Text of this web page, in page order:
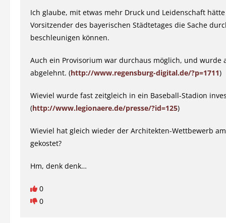
Ich glaube, mit etwas mehr Druck und Leidenschaft
Vorsitzender des bayerischen Städtetages die Sache
beschleunigen können.
Auch ein Provisorium war durchaus möglich, und wurde
abgelehnt. (http://www.regensburg-digital.de/?p=1711)
Wieviel wurde fast zeitgleich in ein Baseball-Stadion
(http://www.legionaere.de/presse/?id=125)
Wieviel hat gleich wieder der Architekten-Wettbewerb
gekostet?
Hm, denk denk…
0
0